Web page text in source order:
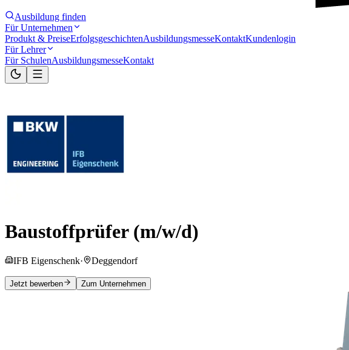
Ausbildung finden
Für Unternehmen
Produkt & PreiseErfolgsgeschichtenAusbildungsmesseKontaktKundenlogin
Für Lehrer
Für SchulenAusbildungsmesseKontakt
Baustoffprüfer (m/w/d)
IFB Eigenschenk· Deggendorf
Jetzt bewerben Zum Unternehmen